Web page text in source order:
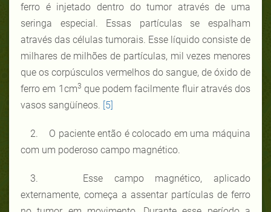
ferro é injetado dentro do tumor através de uma
seringa especial. Essas partículas se espalham
através das células tumorais. Esse líquido consiste de
milhares de milhões de partículas, mil vezes menores
que os corpúsculos vermelhos do sangue, de óxido de
ferro em 1cm3 que podem facilmente fluir através dos
vasos sangüíneos. [5]
2. O paciente então é colocado em uma máquina
com um poderoso campo magnético.
3. Esse campo magnético, aplicado
externamente, começa a assentar partículas de ferro